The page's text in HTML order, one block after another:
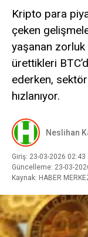
Kripto para
çeken
yaşanan
ürettikleri
ederken,
hızlanıyor.
Neslihan
Giriş: 23-03-2026 02:43
Güncelleme: 23-03-
Kaynak: HABER